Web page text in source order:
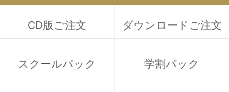
CD版ご注文 ダウンロードご注文
スクールパック 学割パック